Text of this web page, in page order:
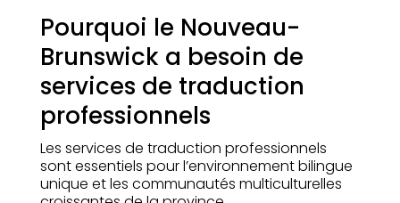
Pourquoi le Nouveau-
Brunswick a besoin de
services de traduction
professionnels
Les services de traduction professionnels
sont essentiels pour l’environnement bilingue
unique et les communautés multiculturelles